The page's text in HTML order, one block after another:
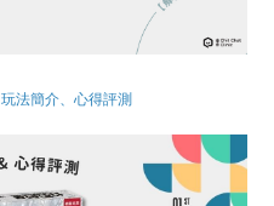
法簡介、心得評測